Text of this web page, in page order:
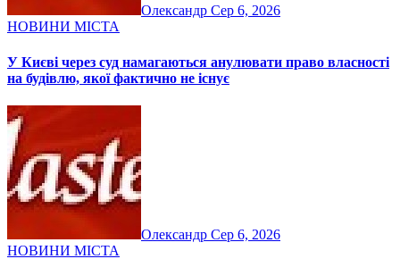
Олександр Сер 6, 2026
НОВИНИ МІСТА
У Києві через суд намагаються анулювати право власності
на будівлю, якої фактично не існує
Олександр Сер 6, 2026
НОВИНИ МІСТА